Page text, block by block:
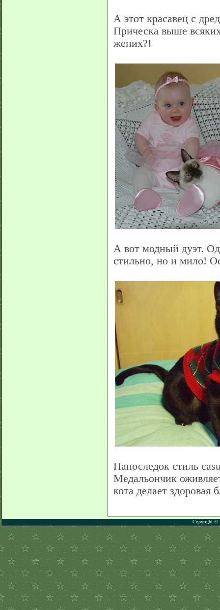
А этот красавец с
Прическа выше
жених?!
А вот модный дуэт.
стильно, но и мило!
Напоследок стиль
Медальончик
кота делает здоровая
Copyright ©